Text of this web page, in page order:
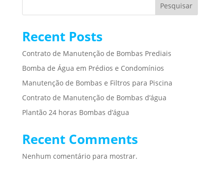
Pesquisar
Recent Posts
Contrato de Manutenção de Bombas Prediais
Bomba de Água em Prédios e Condomínios
Manutenção de Bombas e Filtros para Piscina
Contrato de Manutenção de Bombas d’água
Plantão 24 horas Bombas d’água
Recent Comments
Nenhum comentário para mostrar.